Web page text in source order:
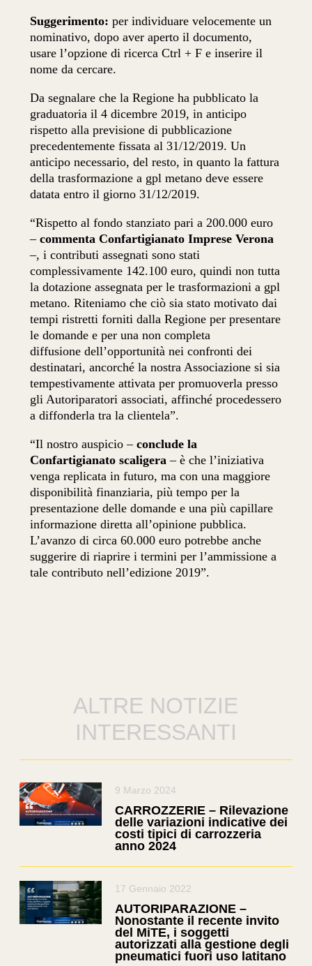
Suggerimento: per individuare velocemente un
nominativo, dopo aver aperto il documento,
usare l’opzione di ricerca Ctrl + F e inserire il
nome da cercare.
Da segnalare che la Regione ha pubblicato la
graduatoria il 4 dicembre 2019, in anticipo
rispetto alla previsione di pubblicazione
precedentemente fissata al 31/12/2019. Un
anticipo necessario, del resto, in quanto la fattura
della trasformazione a gpl metano deve essere
datata entro il giorno 31/12/2019.
“Rispetto al fondo stanziato pari a 200.000 euro
–commenta Confartigianato Imprese Verona
–, i contributi assegnati sono stati
complessivamente 142.100 euro, quindi non tutta
la dotazione assegnata per le trasformazioni a gpl
metano. Riteniamo che ciò sia stato motivato dai
tempi ristretti forniti dalla Regione per presentare
le domande e per una non completa
diffusione dell’opportunità nei confronti dei
destinatari, ancorché la nostra Associazione si sia
tempestivamente attivata per promuoverla presso
gli Autoriparatori associati, affinché procedessero
a diffonderla tra la clientela”.
“Il nostro auspicio –conclude la
Confartigianato scaligera – è che l’iniziativa
venga replicata in futuro, ma con una maggiore
disponibilità finanziaria, più tempo per la
presentazione delle domande e una più capillare
informazione diretta all’opinione pubblica.
L’avanzo di circa 60.000 euro potrebbe anche
suggerire di riaprire i termini per l’ammissione a
tale contributo nell’edizione 2019”.
ALTRE NOTIZIE
INTERESSANTI
9 Marzo 2024
CARROZZERIE – Rilevazione
delle variazioni indicative dei
costi tipici di carrozzeria
anno 2024
17 Gennaio 2022
AUTORIPARAZIONE –
Nonostante il recente invito
del MiTE, i soggetti
autorizzati alla gestione degli
pneumatici fuori uso latitano